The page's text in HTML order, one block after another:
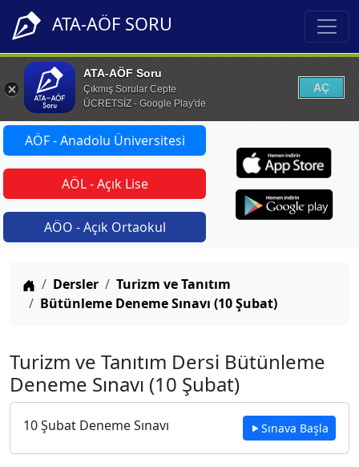
ATA-AÖF SORU
ATA-AÖF Soru
Çıkmış Sorular Cepte
ÜCRETSİZ - Google Play'de
AÇ
AÖF - Anadolu Üniversitesi
AÖL - Açık Lise
AÖO - Açık Ortaokul
Anasayfa
Dersler
Turizm ve Tanıtım
Bütünleme Deneme Sınavı (10 Şubat)
Turizm ve Tanıtım Dersi Bütünleme
Deneme Sınavı (10 Şubat)
10 Şubat Deneme Sınavı Sınava Başla